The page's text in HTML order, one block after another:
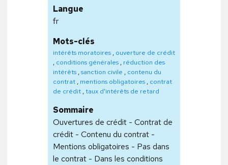
Langue
fr
Mots-clés
intérêts moratoires , ouverture de crédit
, conditions générales , réduction des
intérêts ,sanction civile , contenu du
contrat , mentions obligatoires , contrat
de crédit ,taux d'intérêts de retard
Sommaire
Ouvertures de crédit - Contrat de
crédit - Contenu du contrat -
Mentions obligatoires - Pas dans
le contrat - Dans les conditions